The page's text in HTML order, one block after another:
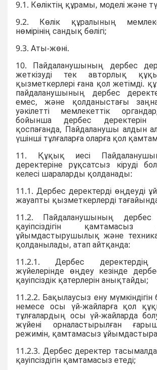
9.1. Көліктің құрамы, моделі және
9.2. Көлік құралының
нөмірінің сандық бөлігі;
9.3. Аты-жөні.
10. Пайдаланушының дербес
жеткізуді тек авторлық
қызметкерлері ғана қол жетімді.
пайдаланушының дербес
емес, және қолданыстағы
уәкілетті мемлекеттік
бойынша дербес деректерін
қоспағанда, Пайдаланушы алдын ала
үшінші тұлғаларға оларға қол
11. Құқық иесі
деректеріне рұқсатсыз кіруді
келесі шараларды қолданады:
11.1. Дербес деректерді өңдеуді
жауапты қызметкерлерді
11.2. Пайдаланушының дербес
қауіпсіздігін
ұйымдастырушылық және
қолданылады, атап айтқанда:
11.2.1. Дербес деректердің
жүйелерінде өңдеу кезінде
қауіпсіздік қатерлерін анықтайды;
11.2.2. Бақылаусыз ену
немесе осы үй-жайларға қол
тұлғалардың осы үй-жайларда
жүйені орналастырылған ғарыш
режимін, қамтамасыз
11.2.3. Дербес деректер
қауіпсіздігін қамтамасыз етеді;